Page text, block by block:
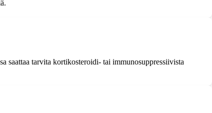
saattaa tarvita kortikosteroidi- tai immunosuppressiivista